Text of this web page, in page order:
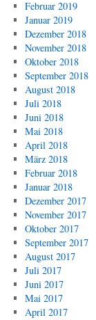
Februar 2019
Januar 2019
Dezember 2018
November 2018
Oktober 2018
September 2018
August 2018
Juli 2018
Juni 2018
Mai 2018
April 2018
März 2018
Februar 2018
Januar 2018
Dezember 2017
November 2017
Oktober 2017
September 2017
August 2017
Juli 2017
Juni 2017
Mai 2017
April 2017